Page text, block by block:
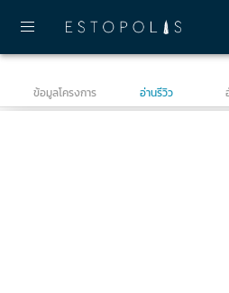
ข้อมูลโครงการ อ่านรีวิว